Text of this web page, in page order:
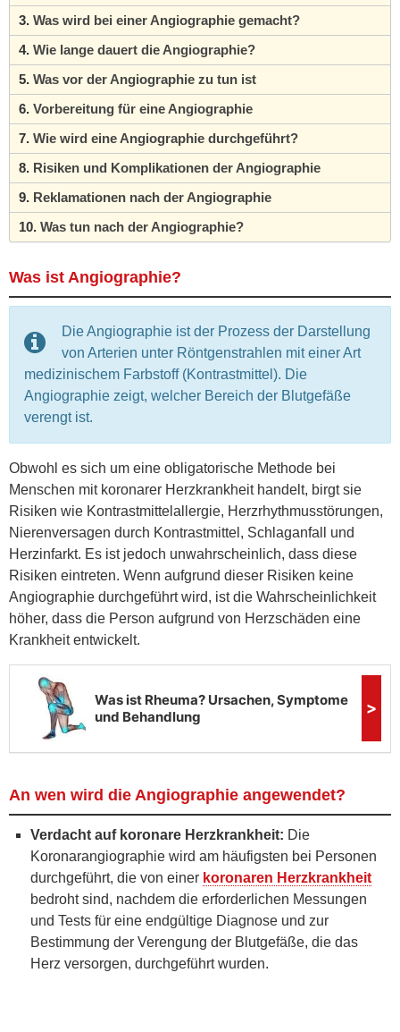
Was wird bei einer Angiographie gemacht?
Wie lange dauert die Angiographie?
Was vor der Angiographie zu tun ist
Vorbereitung für eine Angiographie
Wie wird eine Angiographie durchgeführt?
Risiken und Komplikationen der Angiographie
Reklamationen nach der Angiographie
Was tun nach der Angiographie?
Was ist Angiographie?
Die Angiographie ist der Prozess der Darstellung
von Arterien unter Röntgenstrahlen mit einer Art
medizinischem Farbstoff (Kontrastmittel). Die
Angiographie zeigt, welcher Bereich der Blutgefäße
verengt ist.
Obwohl es sich um eine obligatorische Methode bei
Menschen mit koronarer Herzkrankheit handelt, birgt sie
Risiken wie Kontrastmittelallergie, Herzrhythmusstörungen,
Nierenversagen durch Kontrastmittel, Schlaganfall und
Herzinfarkt. Es ist jedoch unwahrscheinlich, dass diese
Risiken eintreten. Wenn aufgrund dieser Risiken keine
Angiographie durchgeführt wird, ist die Wahrscheinlichkeit
höher, dass die Person aufgrund von Herzschäden eine
Krankheit entwickelt.
An wen wird die Angiographie angewendet?
Verdacht auf koronare Herzkrankheit: Die
Koronarangiographie wird am häufigsten bei Personen
durchgeführt, die von einer koronaren Herzkrankheit
bedroht sind, nachdem die erforderlichen Messungen
und Tests für eine endgültige Diagnose und zur
Bestimmung der Verengung der Blutgefäße, die das
Herz versorgen, durchgeführt wurden.